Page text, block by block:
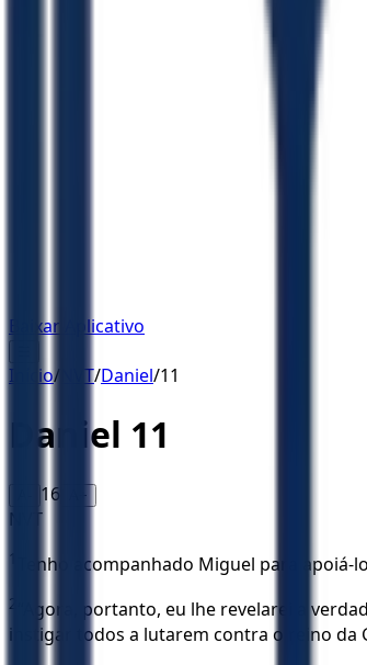
Baixar Aplicativo
Início/ NVT/Daniel/11
Daniel 11
16 A+
NVT
1 Tenho acompanhado Miguel para
2
“Agora, portanto, eu lhe revelarei a
instigar todos a lutarem contra o reino da